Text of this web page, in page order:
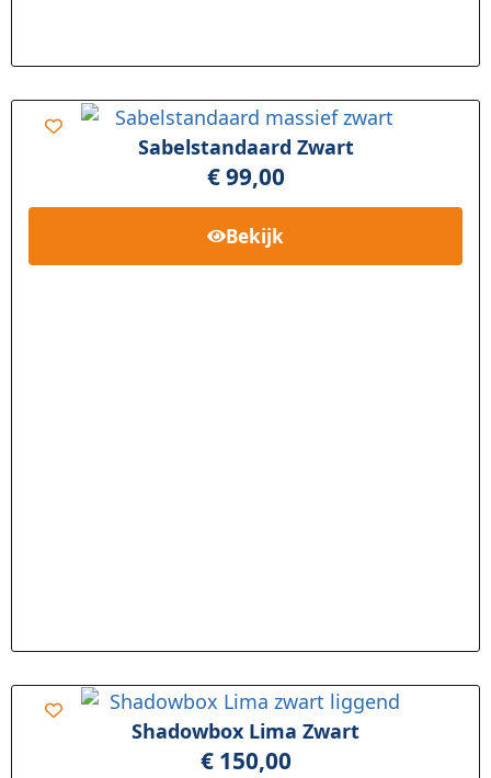
Sabelstandaard Zwart
€99,00
Bekijk
Shadowbox Lima Zwart
€150,00